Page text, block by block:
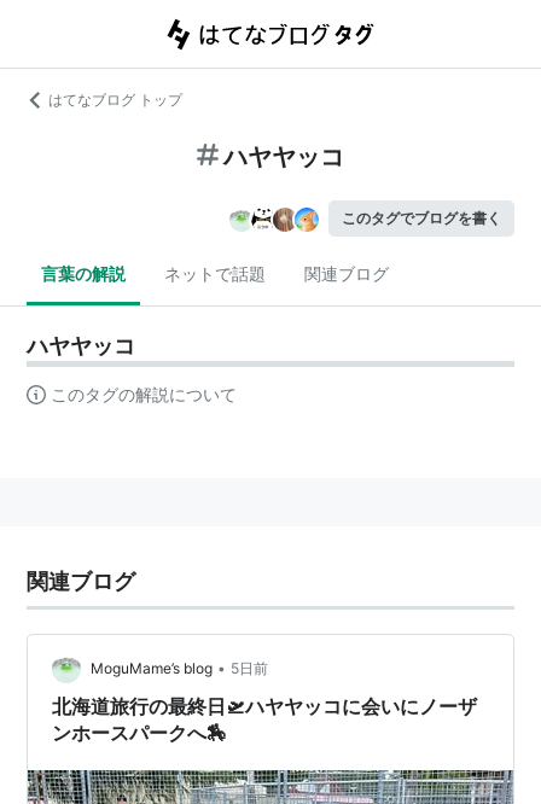
はてなブログ トップ
ハヤヤッコ
このタグでブログを書く
言葉の解説 ネットで話題 関連ブログ
ハヤヤッコ
このタグの解説について
関連ブログ
MoguMame’s blog • 5日前
北海道旅行の最終日🛫ハヤヤッコに会いにノーザ
ンホースパークへ🏇